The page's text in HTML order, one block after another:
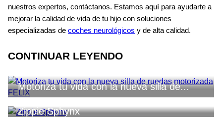
nuestros expertos, contáctanos. Estamos aquí para ayudarte a
mejorar la calidad de vida de tu hijo con soluciones
especializadas de coches neurológicos y de alta calidad.
CONTINUAR LEYENDO
Motoriza tu vida con la nueva silla de...
Zippie Sphynx